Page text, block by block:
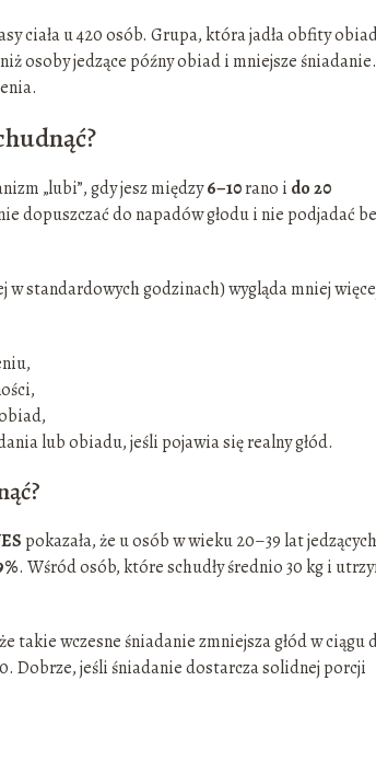
ciała u 420 osób. Grupa, która jadła obfity
osoby jedzące późny obiad i mniejsze śniadanie.
„lubi”, gdy jesz między6–10rano i do 20
dopuszczać do napadów głodu i nie podjadać
w standardowych godzinach) wygląda mniej
lub obiadu, jeśli pojawia się realny głód.
pokazała, że u osób w wieku 20–39 lat jedzących
. Wśród osób, które schudły średnio 30 kg i
takie wczesne śniadanie zmniejsza głód w ciągu
Dobrze, jeśli śniadanie dostarcza solidnej porcji